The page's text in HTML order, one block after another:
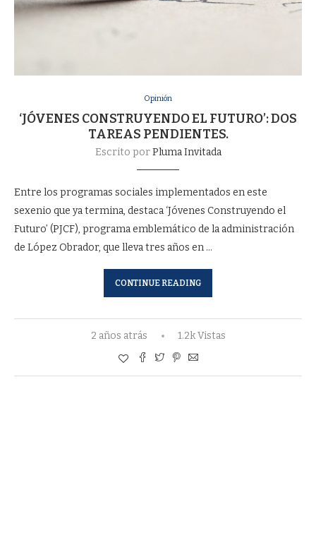
Opinión
‘JÓVENES CONSTRUYENDO EL FUTURO’: DOS
TAREAS PENDIENTES.
Escrito porPluma Invitada
Entre los programas sociales implementados en este
sexenio que ya termina, destaca ‘Jóvenes Construyendo el
Futuro’ (PJCF), programa emblemático de la administración
de López Obrador, que lleva tres años en …
CONTINUE READING
2 años atrás 1.2k Vistas